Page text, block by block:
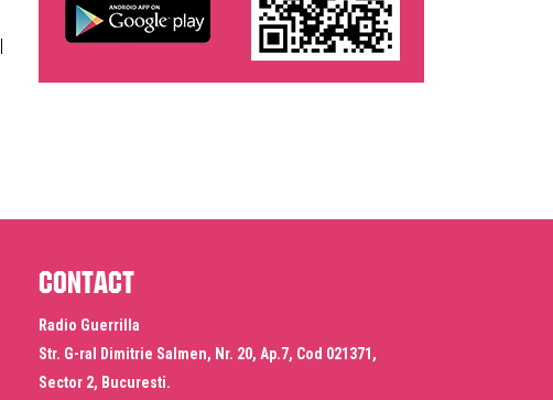
Contact
Radio Guerrilla
Str. G-ral Dimitrie Salmen, Nr. 20, Ap.7, Cod 021371,
Sector 2, Bucuresti.